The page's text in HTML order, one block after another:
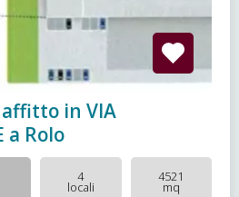
in VIA
a Rolo
4
locali
4521
mq